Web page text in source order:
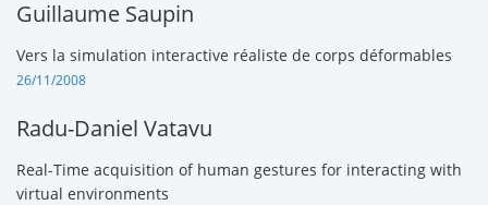
Guillaume Saupin
Vers la simulation interactive réaliste de corps déformables
26/11/2008
Radu-Daniel Vatavu
Real-Time acquisition of human gestures for interacting with
virtual environments